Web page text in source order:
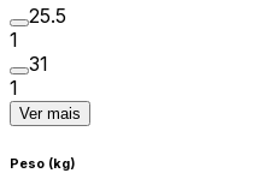
25.5
1
31
1
Ver mais
Peso (kg)